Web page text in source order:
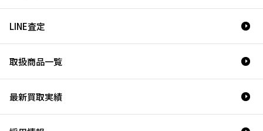
LINE査定
取扱商品一覧
最新買取実績